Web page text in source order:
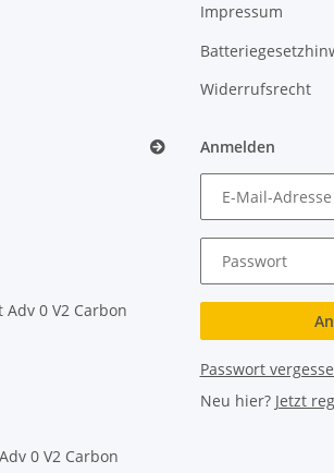
Impressum
Widerrufsrecht
0 V2 Carbon
Anmelden
E-Mail-Adresse
Passwort
Passwort
Neu hier? Jetzt